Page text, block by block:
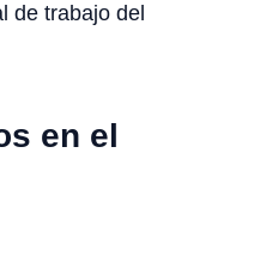
de trabajo del
en el